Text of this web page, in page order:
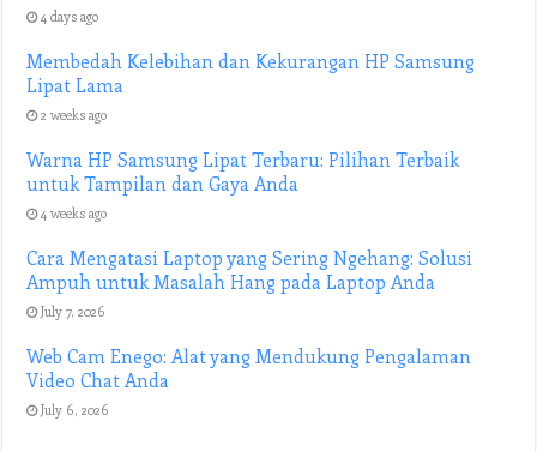
4 days ago
Membedah Kelebihan dan Kekurangan HP Samsung
Lipat Lama
2 weeks ago
Warna HP Samsung Lipat Terbaru: Pilihan Terbaik
untuk Tampilan dan Gaya Anda
4 weeks ago
Cara Mengatasi Laptop yang Sering Ngehang: Solusi
Ampuh untuk Masalah Hang pada Laptop Anda
July 7, 2026
Web Cam Enego: Alat yang Mendukung Pengalaman
Video Chat Anda
July 6, 2026